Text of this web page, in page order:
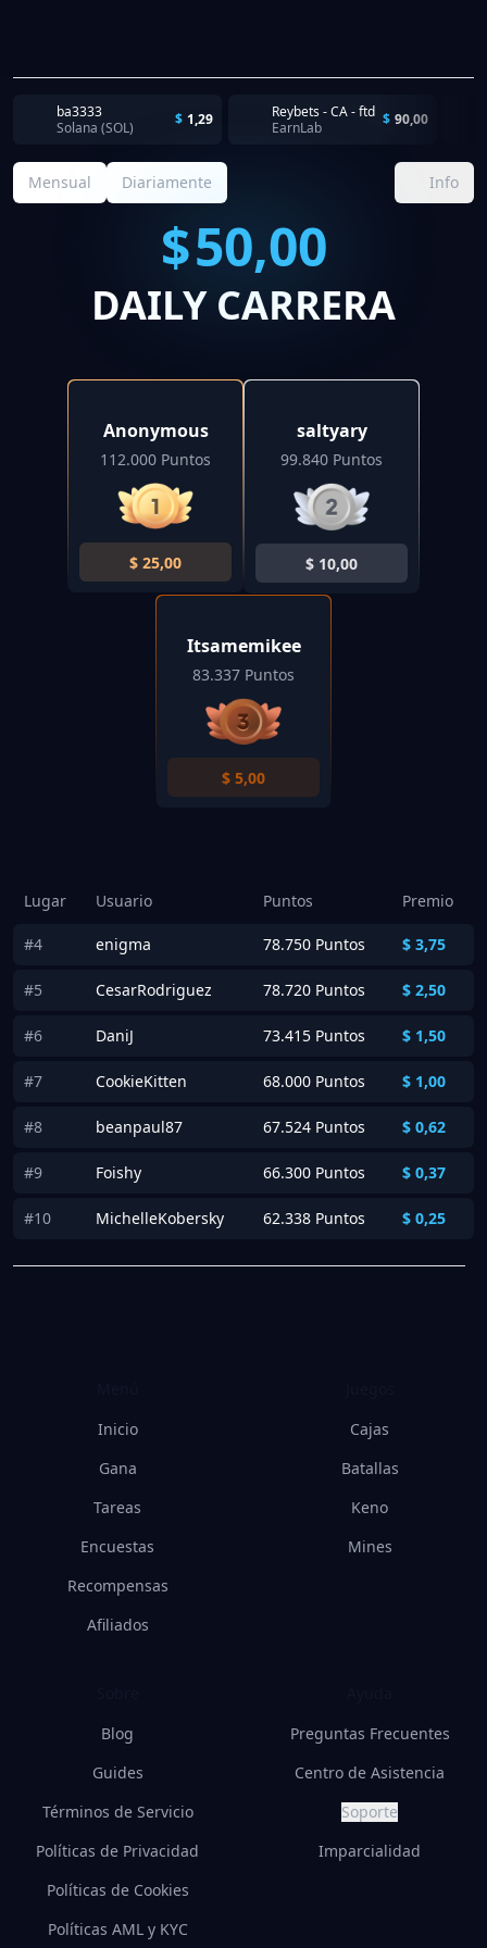
ba3333
Solana (SOL)
$ 1,29
Reybets - CA - ftd
EarnLab
$ 90,00
Mensual Diariamente Info
$50,00
DAILY CARRERA
saltyary
99.840 Puntos
$ 10,00
Anonymous
112.000 Puntos
$ 25,00
Itsamemikee
83.337 Puntos
$ 5,00
Lugar Usuario Puntos Premio
#4 enigma 78.750 Puntos $ 3,75
#5 CesarRodriguez 78.720 Puntos $ 2,50
#6 DaniJ 73.415 Puntos $ 1,50
#7 CookieKitten 68.000 Puntos $ 1,00
#8 beanpaul87 67.524 Puntos $ 0,62
#9 Foishy 66.300 Puntos $ 0,37
#10 MichelleKobersky 62.338 Puntos $ 0,25
Inicio
Gana
Tareas
Encuestas
Recompensas
Afiliados
Cajas
Batallas
Keno
Mines
Blog
Guides
Términos de Servicio
Políticas de Privacidad
Políticas de Cookies
Políticas AML y KYC
Preguntas Frecuentes
Centro de Asistencia
Soporte
Imparcialidad